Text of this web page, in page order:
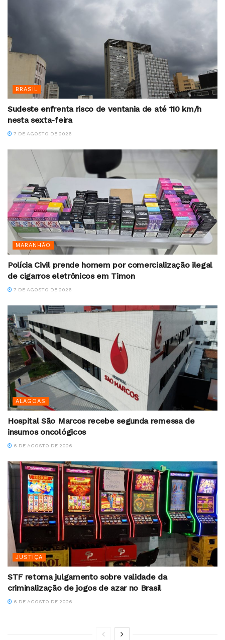
BRASIL
Sudeste enfrenta risco de ventania de até 110 km/h
nesta sexta-feira
7 DE AGOSTO DE 2026
MARANHÃO
Polícia Civil prende homem por comercialização ilegal
de cigarros eletrônicos em Timon
7 DE AGOSTO DE 2026
ALAGOAS
Hospital São Marcos recebe segunda remessa de
insumos oncológicos
6 DE AGOSTO DE 2026
JUSTIÇA
STF retoma julgamento sobre validade da
criminalização de jogos de azar no Brasil
6 DE AGOSTO DE 2026